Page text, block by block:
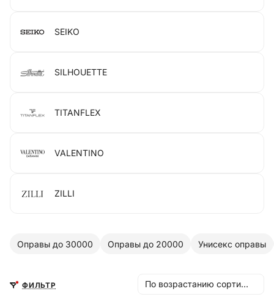
SEIKO
SILHOUETTE
TITANFLEX
VALENTINO
ZILLI
Оправы до 30000 Оправы до 20000 Унисекс оправы
ФИЛЬТР По возрастанию сортировки